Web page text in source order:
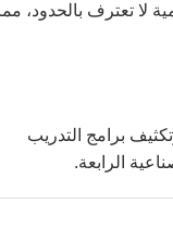
لا تعترف بالحدود،
برامج التدريب
الرابعة.